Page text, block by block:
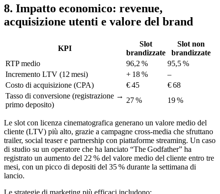
8. Impatto economico: revenue,
acquisizione utenti e valore del brand
KPI
Slot
brandizzate
Slot non
brandizzate
RTP medio
96,2 %
95,5 %
Incremento LTV (12 mesi)
+ 18 %
–
Costo di acquisizione (CPA)
€ 45
€ 68
Tasso di conversione (registrazione →
primo deposito)
27 % 19 %
Le slot con licenza cinematografica generano un valore medio del
cliente (LTV) più alto, grazie a campagne cross‑media che sfruttano
trailer, social teaser e partnership con piattaforme streaming. Un caso
di studio su un operatore che ha lanciato “The Godfather” ha
registrato un aumento del 22 % del valore medio del cliente entro tre
mesi, con un picco di depositi del 35 % durante la settimana di
lancio.
Le strategie di marketing più efficaci includono: